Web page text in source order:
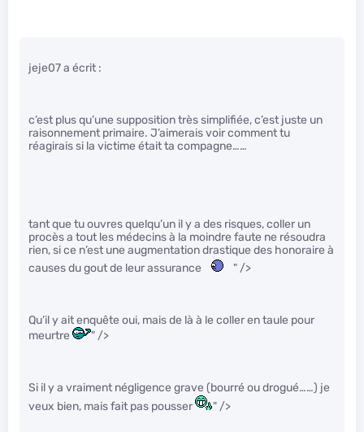
jeje07 a écrit :
c’est plus qu’une supposition très simplifiée, c’est juste un
raisonnement primaire. J’aimerais voir comment tu
réagirais si la victime était ta compagne……
tant que tu ouvres quelqu’un il y a des risques, coller un
procès a tout les médecins à la moindre faute ne résoudra
rien, si ce n’est une augmentation drastique des honoraire à
causes du gout de leur assurance
" />
Qu’il y ait enquête oui, mais de là à le coller en taule pour
meurtre
" />
Si il y a vraiment négligence grave (bourré ou drogué……) je
veux bien, mais fait pas pousser
" />